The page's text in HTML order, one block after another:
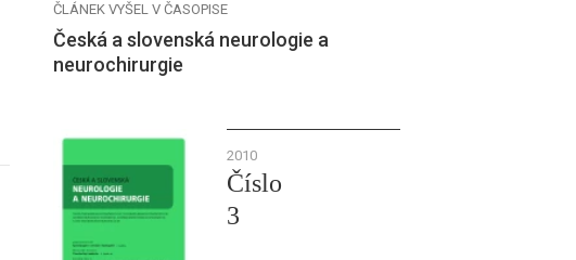
ČLÁNEK VYŠEL V ČASOPISE
Česká a slovenská neurologie a
neurochirurgie
2010
Číslo
3